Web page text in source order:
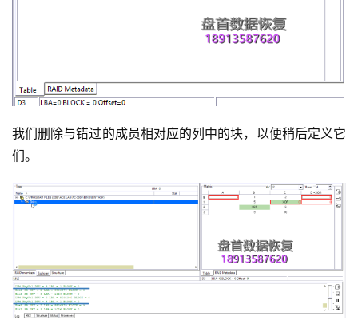
我们删除与错过的成员相对应的列中的块，以便稍后定义它
们。